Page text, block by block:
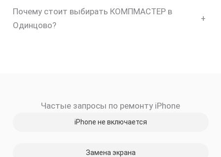
Почему стоит выбирать КОМПМАСТЕР в
Одинцово?
+
Частые запросы по ремонту iPhone
iPhone не включается
Замена экрана
30%